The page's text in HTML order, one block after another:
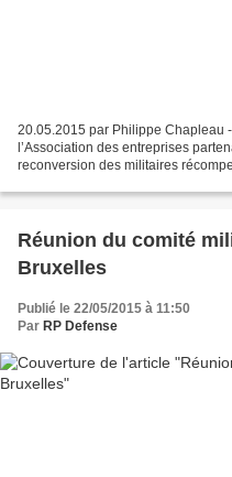
20.05.2015 par Philippe Chapleau
l’Association des entreprises
reconversion des militaires
Réunion du comité
Bruxelles
Publié le 22/05/2015 à 11:50
Par RP Defense